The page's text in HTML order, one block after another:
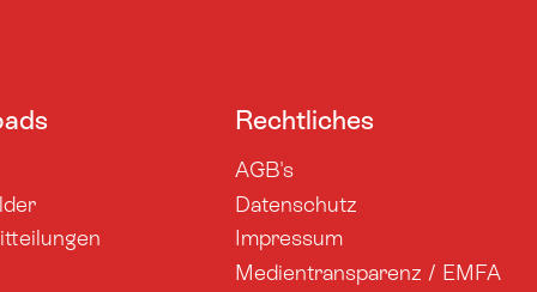
Rechtliches
AGB's
Datenschutz
Impressum
Medientransparenz / EMFA